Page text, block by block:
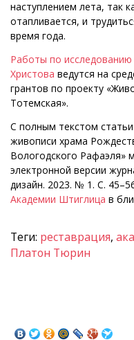
наступлением лета, так
отапливается, и
время года.
Работы по
Христова ведутся на
грантов по проекту
Тотемская».
С полным текстом
живописи храма
Вологодского Рафаэля»
электронной версии
дизайн. 2023. № 1. С.
Академии Штиглица в
Теги: реставрация,
Платон Тюрин